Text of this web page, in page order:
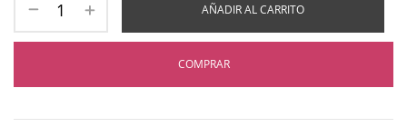
AÑADIR AL CARRITO
COMPRAR